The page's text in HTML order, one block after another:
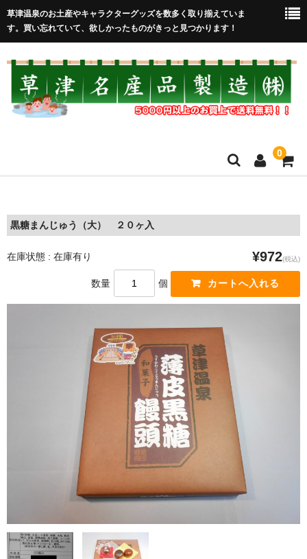
草津温泉のお土産やキャラクターグッズを数多く取り揃えていま
す。買い忘れていて、欲しかったものがきっと見つかります！
0
在庫処分セール
全取扱商品
MONDE SELECTION
ご当地シリーズ
草津産熊笹
スイーツ
黒糖まんじゅう（大） ２０ヶ入
在庫状態 : 在庫有り ¥972(税込)
数量 個